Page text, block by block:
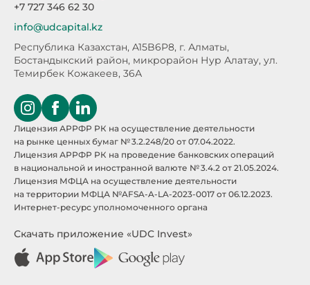
+7 727 346 62 30
info@udcapital.kz
Республика Казахстан, A15B6P8, г. Алматы,
Бостандыкский район, микрорайон Нур Алатау, ул.
Темирбек Кожакеев, 36А
Лицензия АРРФР РК на осуществление деятельности
на рынке ценных бумаг № 3.2.248/20 от 07.04.2022.
Лицензия АРРФР РК на проведение банковских операций
в национальной и иностранной валюте № 3.4.2 от 21.05.2024.
Лицензия МФЦА на осуществление деятельности
на территории МФЦА №AFSA-A-LA-2023-0017 от 06.12.2023.
Интернет-ресурс уполномоченного органа
Скачать приложение «UDC Invest»